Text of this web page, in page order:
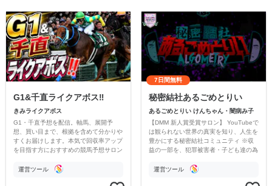
G1&千直ライクアボス‼️
きみライクアボス
G1・千直予想を配信。軸馬、展開予
想、買い目まで、根拠を含めて分かりや
すくお届けします。本気で回収率アップ
を目指す方におすすめの競馬予想サロン
運営ツール
7日間無料
秘密結社あるごめとりい
あるごめとりい けんちゃん・闇病み子
【DMM 新人賞受賞サロン】 YouTubeで
は観られない世界の真実を知り、人生を
豊かにする秘密結社コミュニティ ※収
益の一部を、犯罪被害者・子ども達の為
す運営ツール